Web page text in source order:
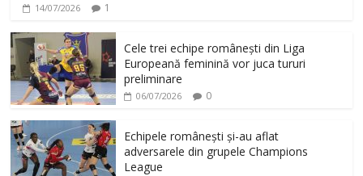
14/07/2026 1
Cele trei echipe românești din Liga
Europeană feminină vor juca tururi
preliminare
06/07/2026 0
Echipele românești și-au aflat
adversarele din grupele Champions
League